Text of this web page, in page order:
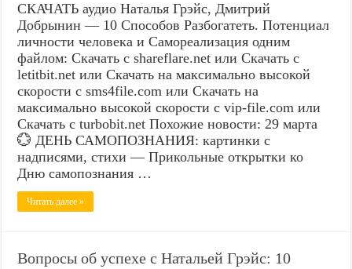
СКАЧАТЬ аудио Наталья Грэйс, Дмитрий
Добрынин — 10 Способов Разбогатеть. Потенциал
личности человека и Самореализация одним
файлом: Скачать с shareflare.net или Скачать с
letitbit.net или Скачать на максимально высокой
скорости с sms4file.com или Скачать на
максимально высокой скорости с vip-file.com или
Скачать с turbobit.net Похожие новости: 29 марта
💮 ДЕНЬ САМОПОЗНАНИЯ: картинки с
надписями, стихи — Прикольные открытки ко
Дню самопознания …
Читать далее »
Вопросы об успехе с Натальей Грэйс: 10